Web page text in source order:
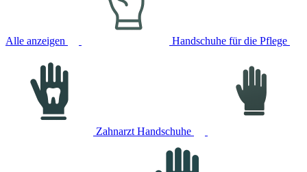
Alle anzeigen Handschuhe für die Pflege
Zahnarzt Handschuhe